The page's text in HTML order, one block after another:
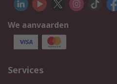
We aanvaarden
Services